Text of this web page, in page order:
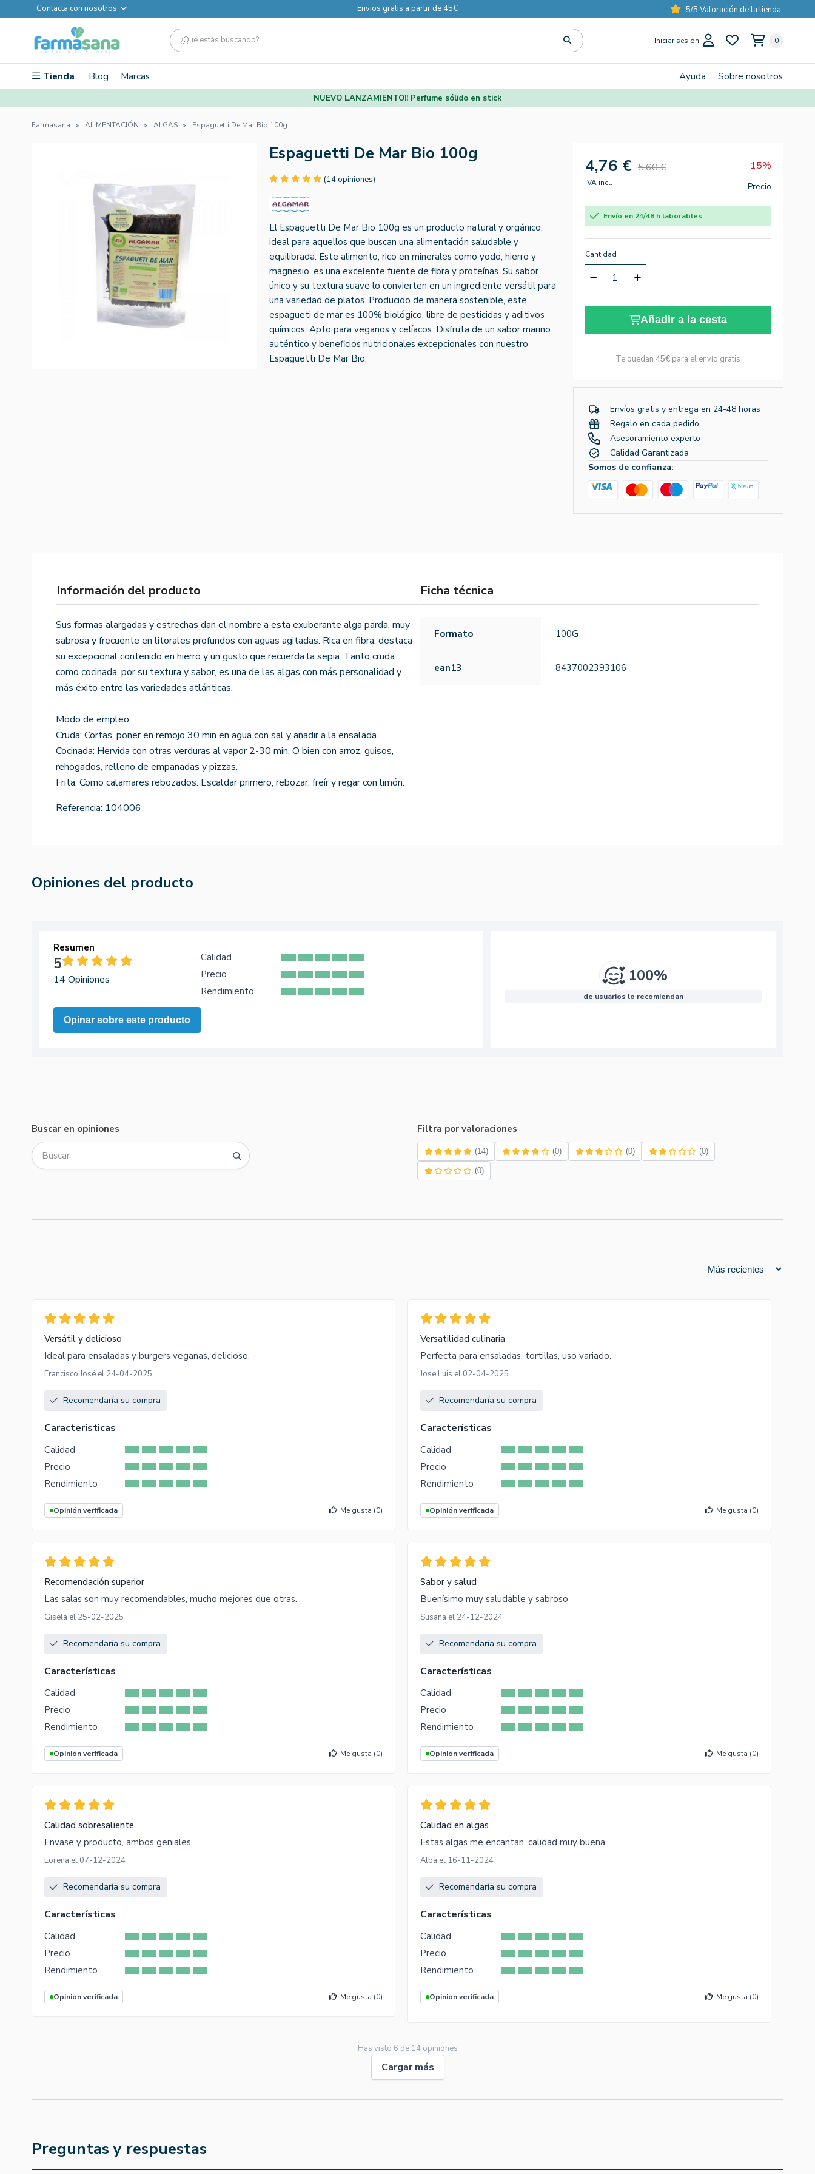
Contacta con nosotros Envios gratis a partir de 45€ 5/5 Valoración de la tienda
Iniciar sesión 0
Tienda Blog Marcas Ayuda Sobre nosotros
NUEVO LANZAMIENTO!! Perfume sólido en stick
Farmasana ALIMENTACIÓN ALGAS Espaguetti De Mar Bio 100g
Espaguetti De Mar Bio 100g
(14 opiniones)
El Espaguetti De Mar Bio 100g es un producto natural y orgánico,
ideal para aquellos que buscan una alimentación saludable y
equilibrada. Este alimento, rico en minerales como yodo, hierro y
magnesio, es una excelente fuente de fibra y proteínas. Su sabor
único y su textura suave lo convierten en un ingrediente versátil para
una variedad de platos. Producido de manera sostenible, este
espagueti de mar es 100% biológico, libre de pesticidas y aditivos
químicos. Apto para veganos y celíacos. Disfruta de un sabor marino
auténtico y beneficios nutricionales excepcionales con nuestro
Espaguetti De Mar Bio.
4,76 € 5,60 € 15%
IVA incl. Precio
Envío en 24/48 h laborables
Cantidad
Añadir a la cesta
Te quedan 45€ para el envío gratis
Envíos gratis y entrega en 24-48 horas
Regalo en cada pedido
Asesoramiento experto
Calidad Garantizada
Somos de confianza:
Información del producto
Sus formas alargadas y estrechas dan el nombre a esta exuberante alga parda, muy
sabrosa y frecuente en litorales profundos con aguas agitadas. Rica en fibra, destaca
su excepcional contenido en hierro y un gusto que recuerda la sepia. Tanto cruda
como cocinada, por su textura y sabor, es una de las algas con más personalidad y
más éxito entre las variedades atlánticas.
Modo de empleo:
Cruda: Cortas, poner en remojo 30 min en agua con sal y añadir a la ensalada.
Cocinada: Hervida con otras verduras al vapor 2-30 min. O bien con arroz, guisos,
rehogados, relleno de empanadas y pizzas.
Frita: Como calamares rebozados. Escaldar primero, rebozar, freír y regar con limón.
Referencia: 104006
Ficha técnica
Formato 100G
ean13 8437002393106
Opiniones del producto
Resumen
5
14 Opiniones
Opinar sobre este producto
Calidad
Precio
Rendimiento
100%
de usuarios lo recomiendan
Buscar en opiniones Filtra por valoraciones
(14) (0) (0) (0)
(0)
Versátil y delicioso
Ideal para ensaladas y burgers veganas, delicioso.
Francisco José el 24-04-2025
Recomendaría su compra
Características
Calidad
Precio
Rendimiento
Opinión verificada Me gusta (0)
Versatilidad culinaria
Perfecta para ensaladas, tortillas, uso variado.
Jose Luis el 02-04-2025
Recomendaría su compra
Características
Calidad
Precio
Rendimiento
Opinión verificada Me gusta (0)
Recomendación superior
Las salas son muy recomendables, mucho mejores que otras.
Gisela el 25-02-2025
Recomendaría su compra
Características
Calidad
Precio
Rendimiento
Opinión verificada Me gusta (0)
Sabor y salud
Buenísimo muy saludable y sabroso
Susana el 24-12-2024
Recomendaría su compra
Características
Calidad
Precio
Rendimiento
Opinión verificada Me gusta (0)
Calidad sobresaliente
Envase y producto, ambos geniales.
Lorena el 07-12-2024
Recomendaría su compra
Características
Calidad
Precio
Rendimiento
Opinión verificada Me gusta (0)
Calidad en algas
Estas algas me encantan, calidad muy buena.
Alba el 16-11-2024
Recomendaría su compra
Características
Calidad
Precio
Rendimiento
Opinión verificada Me gusta (0)
Has visto 6 de 14opiniones
Cargar más
Preguntas y respuestas